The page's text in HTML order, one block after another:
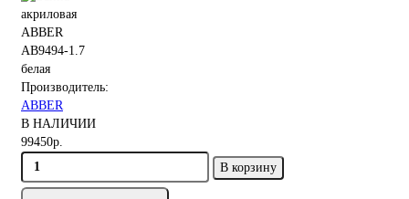
Производитель:
ABBER
В НАЛИЧИИ
99450р.
В корзину